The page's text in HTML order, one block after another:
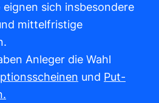
eignen sich insbesondere
mittelfristige
Anleger die Wahl
und Put-